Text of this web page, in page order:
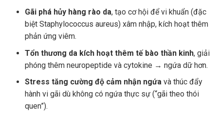
Gãi phá hủy hàng rào da, tạo cơ hội để vi khuẩn (đặc
biệt Staphylococcus aureus) xâm nhập, kích hoạt thêm
phản ứng viêm.
Tổn thương da kích hoạt thêm tế bào thần kinh, giải
phóng thêm neuropeptide và cytokine → ngứa dữ hơn.
Stress tăng cường độ cảm nhận ngứavà thúc đẩy
hành vi gãi dù không có ngứa thực sự (“gãi theo thói
quen”).